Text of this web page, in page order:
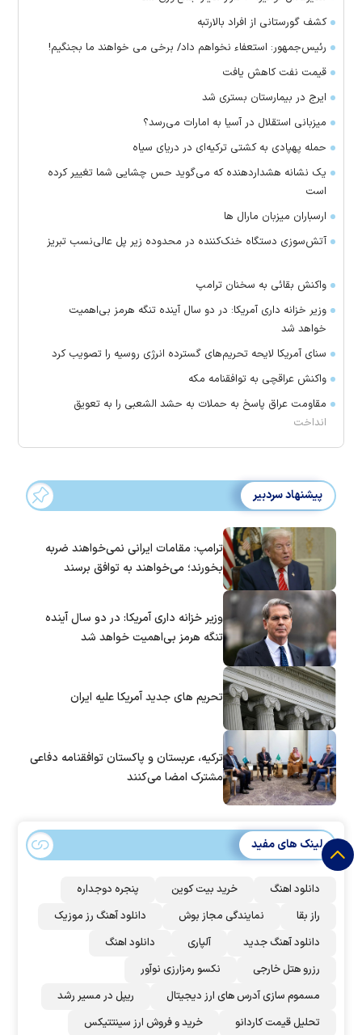
کشف گورستانی از افراد بالارتبه
رئیس‌جمهور: استعفاء نخواهم داد/ برخی می خواهند ما بجنگیم!
قیمت نفت کاهش یافت
ایرج در بیمارستان بستری شد
میزبانی استقلال در آسیا به امارات می‌رسد؟
حمله پهپادی به کشتی ترکیه‌ای در دریای سیاه
یک نشانه هشداردهنده که می‌گوید حس چشایی شما تغییر کرده
است
ارسباران میزبان مارال ها
آتش‌سوزی دستگاه خنک‌کننده در محدوده زیر پل عالی‌نسب تبریز
واکنش بقائی به سخنان ترامپ
وزیر خزانه داری آمریکا: در دو سال آینده تنگه هرمز بی‌اهمیت
خواهد شد
سنای آمریکا لایحه تحریم‌های گسترده انرژی روسیه را تصویب کرد
واکنش عراقچی به توافقنامه مکه
مقاومت عراق پاسخ به حملات به حشد الشعبی را به تعویق
انداخت
پیشنهاد سردبیر
ترامپ: مقامات ایرانی نمی‌خواهند ضربه
بخورند؛ می‌خواهند به توافق برسند
وزیر خزانه داری آمریکا: در دو سال آینده
تنگه هرمز بی‌اهمیت خواهد شد
تحریم های جدید آمریکا علیه ایران
ترکیه، عربستان و پاکستان توافقنامه دفاعی
مشترک امضا می‌کنند
لینک های مفید
دانلود اهنگ خرید بیت کوین
پنجره دوجداره
راز بقا
نمایندگی مجاز بوش
دانلود آهنگ رز‌ موزیک
دانلود آهنگ جدید
آلپاری
دانلود اهنگ
رزرو هتل خارجی
نکسو رمزارزی نوآور
مسموم سازی آدرس های ارز دیجیتال
ریپل در مسیر رشد
تحلیل قیمت کاردانو
خرید و فروش ارز سینتتیکس